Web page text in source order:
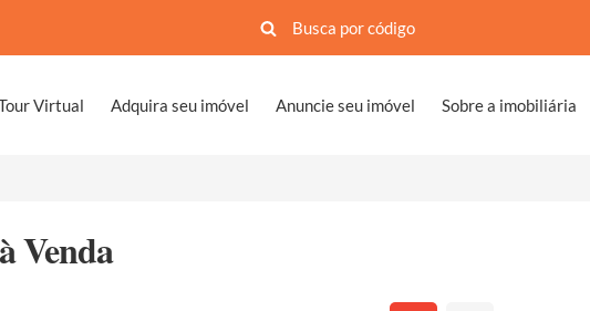
Virtual Adquira seu imóvel Anuncie seu imóvel Sobre a imobiliária
Venda